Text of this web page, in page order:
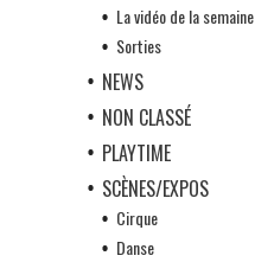
La vidéo de la semaine
Sorties
NEWS
NON CLASSÉ
PLAYTIME
SCÈNES/EXPOS
Cirque
Danse